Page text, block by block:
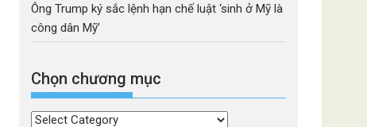
Ông Trump ký sắc lệnh hạn chế luật ‘sinh ở Mỹ là
công dân Mỹ’
Chọn chương mục
Chọn